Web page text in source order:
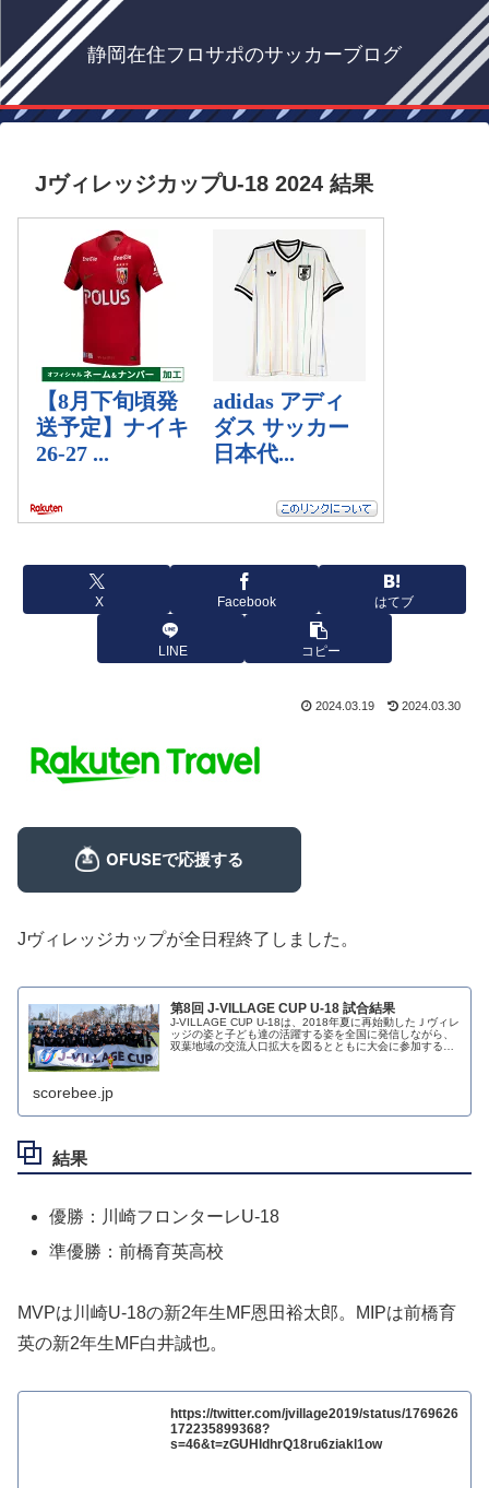
静岡在住フロサポのサッカーブログ
JヴィレッジカップU-18 2024 結果
X Facebook はてブ
LINE コピー
2024.03.19 2024.03.30
Jヴィレッジカップが全日程終了しました。
第8回 J-VILLAGE CUP U-18 試合結果
J-VILLAGE CUP U-18は、2018年夏に再始動したＪヴィレ
ッジの姿と子ども達の活躍する姿を全国に発信しながら、
双葉地域の交流人口拡大を図るとともに大会に参加する各
scorebee.jp
結果
優勝：川崎フロンターレU-18
準優勝：前橋育英高校
MVPは川崎U-18の新2年生MF恩田裕太郎。MIPは前橋育
英の新2年生MF白井誠也。
https://twitter.com/jvillage2019/status/1769626
172235899368?
s=46&t=zGUHldhrQ18ru6ziakl1ow